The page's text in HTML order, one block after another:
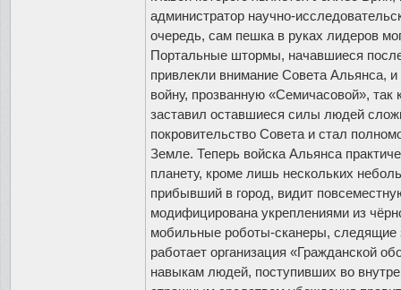
администратор научно-
очередь, сам пешка в руках лидеров
Портальные штормы, начавшиеся
привлекли внимание Совета Альянса,
войну, прозванную «Семичасовой»,
заставил оставшиеся силы людей
покровительство Совета и стал
Земле. Теперь войска Альянса
планету, кроме лишь нескольких
прибывший в город, видит
модифицирована укреплениями из
мобильные роботы-сканеры, следящие
работает организация «Гражданской
навыкам людей, поступивших во